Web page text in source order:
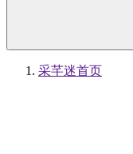
采芊迷首页